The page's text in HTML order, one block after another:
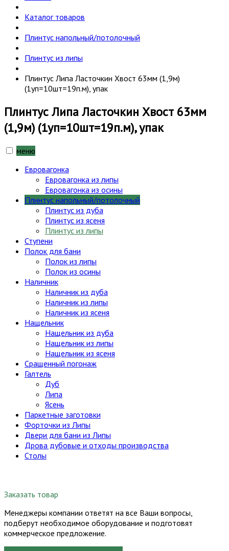
Каталог товаров
Плинтус напольный/потолочный
Плинтус из липы
Плинтус Липа Ласточкин Хвост 63мм (1,9м)
(1уп=10шт=19п.м), упак
Плинтус Липа Ласточкин Хвост 63мм
(1,9м) (1уп=10шт=19п.м), упак
меню
Евровагонка
Евровагонка из липы
Евровагонка из осины
Плинтус напольный/потолочный
Плинтус из дуба
Плинтус из ясеня
Плинтус из липы
Ступени
Полок для бани
Полок из липы
Полок из осины
Наличник
Наличник из дуба
Наличник из липы
Наличник из ясеня
Нащельник
Нащельник из дуба
Нащельник из липы
Нащельник из ясеня
Сращенный погонаж
Галтель
Дуб
Липа
Ясень
Паркетные заготовки
Форточки из Липы
Двери для бани из Липы
Дрова дубовые и отходы производства
Столы
Заказать товар
Менеджеры компании ответят на все Ваши вопросы,
подберут необходимое оборудование и подготовят
коммерческое предложение.